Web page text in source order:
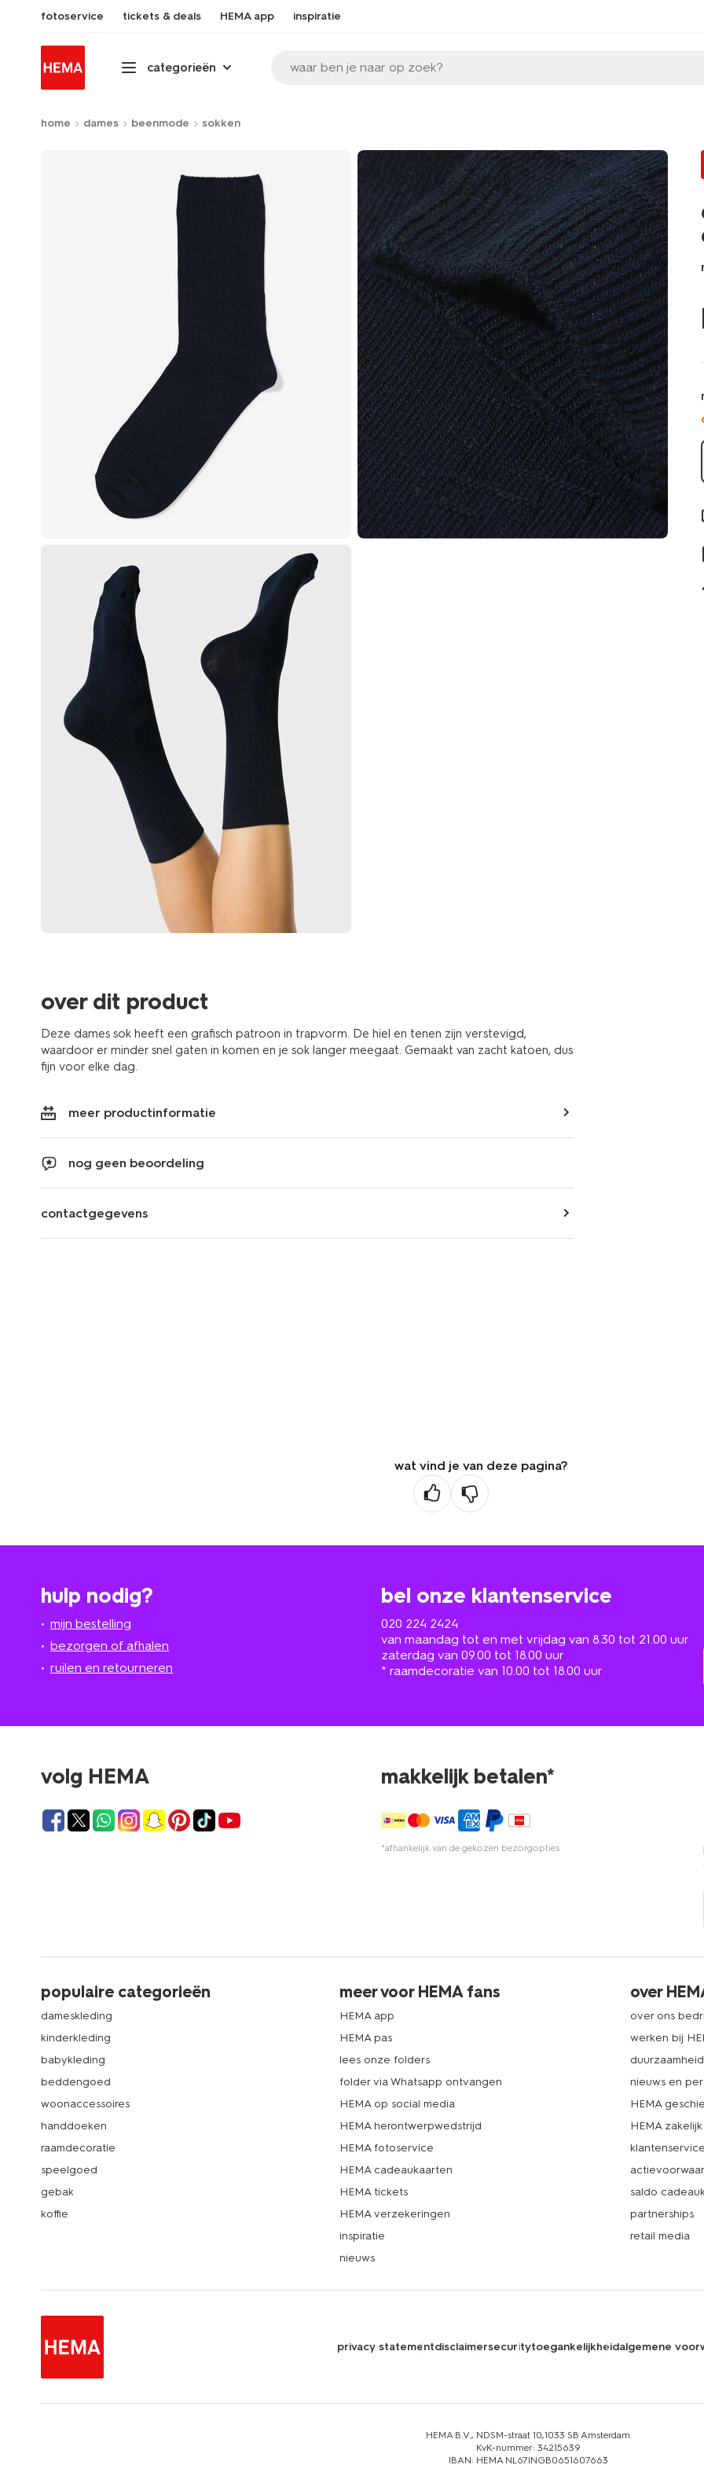
fotoservice tickets & deals HEMA app inspiratie
categorieën waar ben je naar op zoek?
home dames beenmode sokken
over dit product
Deze dames sok heeft een grafisch patroon in trapvorm. De hiel en tenen zijn verstevigd,
waardoor er minder snel gaten in komen en je sok langer meegaat. Gemaakt van zacht katoen, dus
fijn voor elke dag.
meer productinformatie
nog geen beoordeling
contactgegevens
wat vind je van deze pagina?
hulp nodig?
mijn bestelling
bezorgen of afhalen
ruilen en retourneren
bel onze klantenservice
020 224 2424
van maandag tot en met vrijdag van 8.30 tot 21.00 uur
zaterdag van 09.00 tot 18.00 uur
* raamdecoratie van 10.00 tot 18.00 uur
volg HEMA makkelijk betalen*
*afhankelijk van de gekozen bezorgopties
populaire categorieën
dameskleding
kinderkleding
babykleding
beddengoed
woonaccessoires
handdoeken
raamdecoratie
speelgoed
gebak
koffie
meer voor HEMA fans
HEMA app
HEMA pas
lees onze folders
folder via Whatsapp ontvangen
HEMA op social media
HEMA herontwerpwedstrijd
HEMA fotoservice
HEMA cadeaukaarten
HEMA tickets
HEMA verzekeringen
inspiratie
nieuws
over
over ons
werken bij
duurzaamheid
nieuws en
HEMA
HEMA zakelijk
klantenservice
saldo
partnerships
retail media
privacy statementdisclaimersecuritytoegankelijkheidalgemene
HEMA B.V., NDSM-straat 10,1033 SB Amsterdam
KvK-nummer: 34215639
IBAN: HEMA NL67INGB0651607663